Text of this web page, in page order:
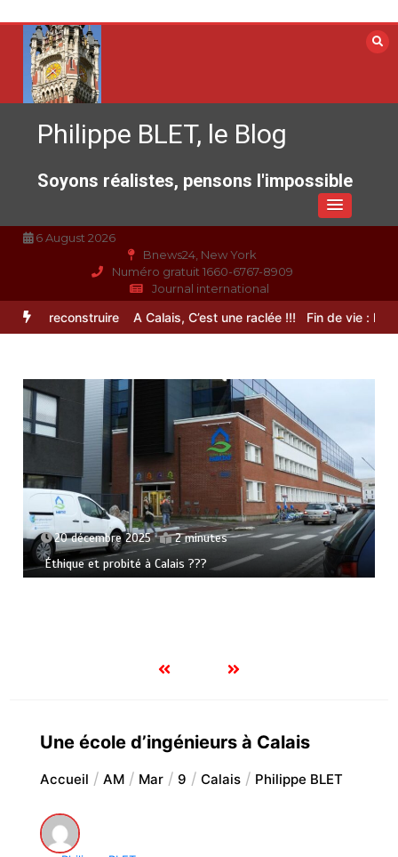
contenu
Philippe BLET, le Blog
Soyons réalistes, pensons l'impossible
6 August 2026
Bnews24, New York
Numéro gratuit 1660-6767-8909
Journal international
à reconstruire A Calais, C’est une raclée !!! Fin de vie :
20 décembre 2025 2 minutes
Éthique et probité à Calais ???
Une école d’ingénieurs à Calais
Accueil AM Mar 9 Calais Philippe BLET